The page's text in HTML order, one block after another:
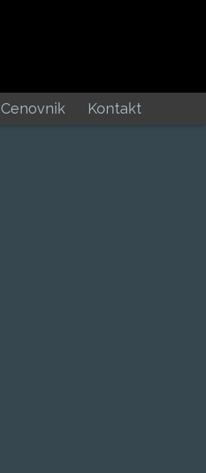
Cenovnik Kontakt